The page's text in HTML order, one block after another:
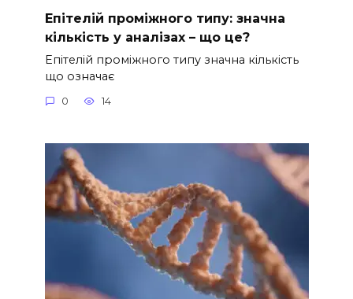
Епітелій проміжного типу: значна
кількість у аналізах – що це?
Епітелій проміжного типу значна кількість
що означає
0 14